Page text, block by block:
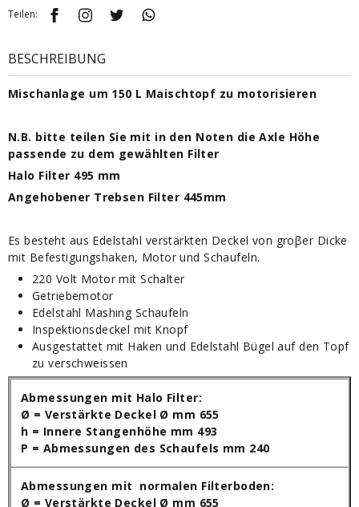
Teilen:
BESCHREIBUNG
Mischanlage um 150 L Maischtopf zu motorisieren
N.B. bitte teilen Sie mit in den Noten die Axle Höhe
passende zu dem gewählten Filter
Halo Filter 495 mm
Angehobener Trebsen Filter 445mm
Es besteht aus Edelstahl verstärkten Deckel von groβer Dicke
mit Befestigungshaken, Motor und Schaufeln.
220 Volt Motor mit Schalter
Getriebemotor
Edelstahl Mashing Schaufeln
Inspektionsdeckel mit Knopf
Ausgestattet mit Haken und Edelstahl Bügel auf den Topf
zu verschweissen
Abmessungen mit Halo Filter:
Ø = Verstärkte Deckel Ø mm 655
h = Innere Stangenhöhe mm 493
P = Abmessungen des Schaufels mm 240
Abmessungen mit normalen Filterboden:
Ø = Verstärkte Deckel Ø mm 655